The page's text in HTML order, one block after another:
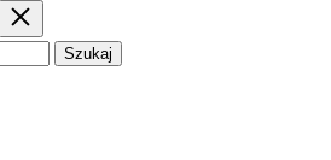
Szukaj